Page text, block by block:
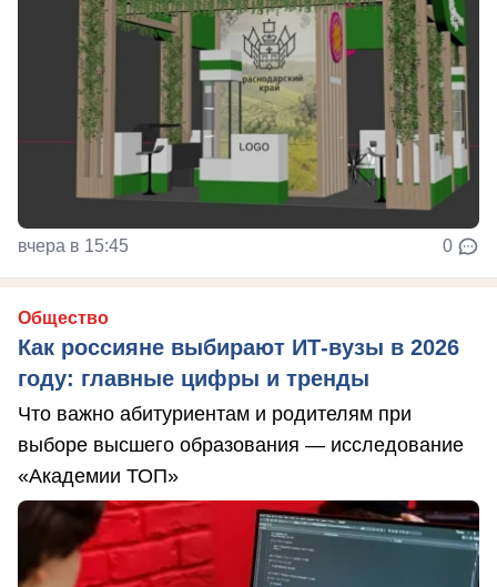
вчера в 15:45 0
Общество
Как россияне выбирают ИТ-вузы в 2026
году: главные цифры и тренды
Что важно абитуриентам и родителям при
выборе высшего образования — исследование
«Академии ТОП»